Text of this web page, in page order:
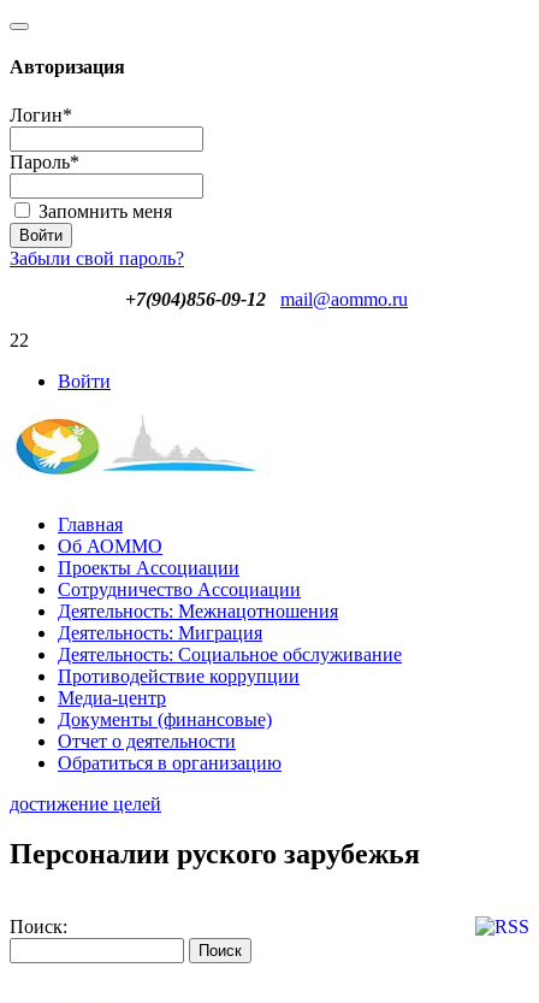
Авторизация
Логин*
Пароль*
Запомнить меня
Забыли свой пароль?
+7(904)856-09-12
mail@aommo.ru
22
Войти
Главная
Об АОММО
Проекты Ассоциации
Сотрудничество Ассоциации
Деятельность: Межнацотношения
Деятельность: Миграция
Деятельность: Социальное обслуживание
Противодействие коррупции
Медиа-центр
Документы (финансовые)
Отчет о деятельности
Обратиться в организацию
достижение целей
Персоналии руского зарубежья
Поиск: